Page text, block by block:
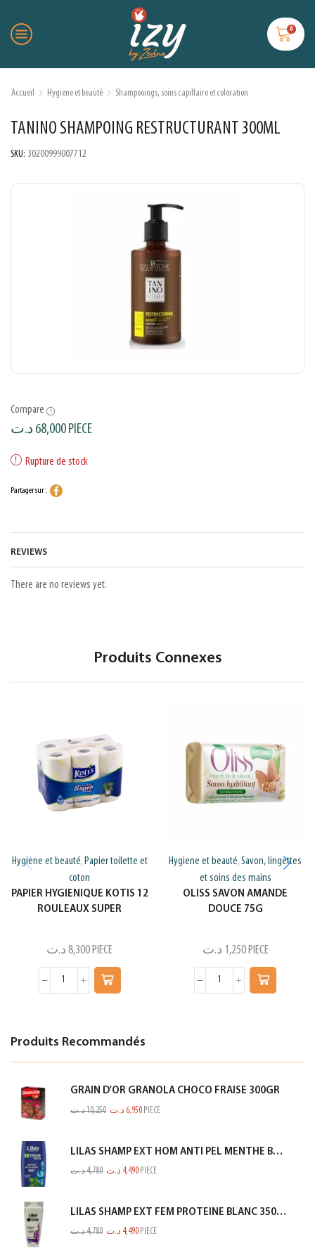
0
Accueil Hygiene et beauté Shampooings, soins capillaire et coloration
TANINO SHAMPOING RESTRUCTURANT 300ML
SKU: 30200999007712
Compare
68,000د.ت PIECE
Rupture de stock
Partager sur :
REVIEWS
There are no reviews yet.
Produits Connexes
Hygiene et beauté, Papier toilette et
coton
PAPIER HYGIENIQUE KOTIS 12
ROULEAUX SUPER
8,300 د.ت PIECE
Hygiene et beauté,Savon, lingettes
et soins des mains
OLISS SAVON AMANDE
DOUCE 75G
1,250 د.ت PIECE
Produits Recommandés
GRAIN D'OR GRANOLA CHOCO FRAISE 300GR
10,250د.ت 6,950 د.ت PIECE
LILAS SHAMP EXT HOM ANTI PEL MENTHE BLEU 350ML
4,780د.ت 4,490 د.ت PIECE
LILAS SHAMP EXT FEM PROTEINE BLANC 350ML
4,780د.ت 4,490 د.ت PIECE